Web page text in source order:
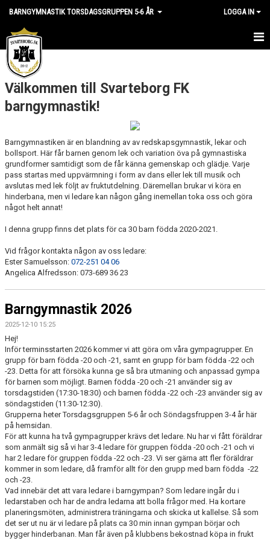
BARNGYMNASTIK TORSDAGSGRUPPEN 5-6 ÅR LOGGA IN
HEM
NYHETER
KALENDER
GÄSTBOK
BILDGALLERI
DOKUMENT
Välkommen till Svarteborg FK
barngymnastik!
Barngymnastiken är en blandning av av redskapsgymnastik, lekar och
bollsport. Här får barnen genom lek och variation öva på gymnastiska
grundformer samtidigt som de får känna gemenskap och glädje. Varje
pass startas med uppvärmning i form av dans eller lek till musik och
avslutas med lek följt av fruktutdelning. Däremellan brukar vi köra en
hinderbana, men vi ledare kan någon gång inemellan toka oss och göra
något helt annat!
I denna grupp finns det plats för ca 30 barn födda 2020-2021.
Vid frågor kontakta någon av oss ledare:
Ester Samuelsson: 072-251 04 06
Angelica Alfredsson: 073-689 36 23
Barngymnastik 2026
2025-12-10 15:25
Hej!
Inför terminsstarten 2026 kommer vi att göra om våra gympagrupper. En
grupp för barn födda -20 och -21, samt en grupp för barn födda -22 och
-23. Detta för att försöka kunna ge så bra utmaning och anpassad gympa
för barnen som möjligt. Barnen födda -20 och -21 använder sig av
torsdagstiden (17:30-18:30) och barnen födda -22 och -23 använder sig av
söndagstiden (11:30-12:30).
Grupperna heter Torsdagsgruppen 5-6 år och Söndagsfruppen 3-4 år här
på hemsidan.
För att kunna ha två gympagrupper krävs det ledare. Nu har vi fått föräldrar
som anmält sig så vi har 3-4 ledare för gruppen födda -20 och -21 och vi
har 2 ledare för gruppen födda -22 och -23. Vi ser gärna att fler föräldrar
kommer in som ledare, då framför allt för den grupp med barn födda -22
och -23.
Vad innebär det att vara ledare i barngympan? Som ledare ingår du i
ledarstaben och har de andra ledarna att bolla frågor med. Ha kortare
planeringsmöten, administrera träningarna och skicka ut kallelse. Så som
det ser ut nu är vi ledare på plats ca 30 min innan gympan börjar och
bygger hinderbanan. Man får även på klubbens bekostnad köpa in frukt